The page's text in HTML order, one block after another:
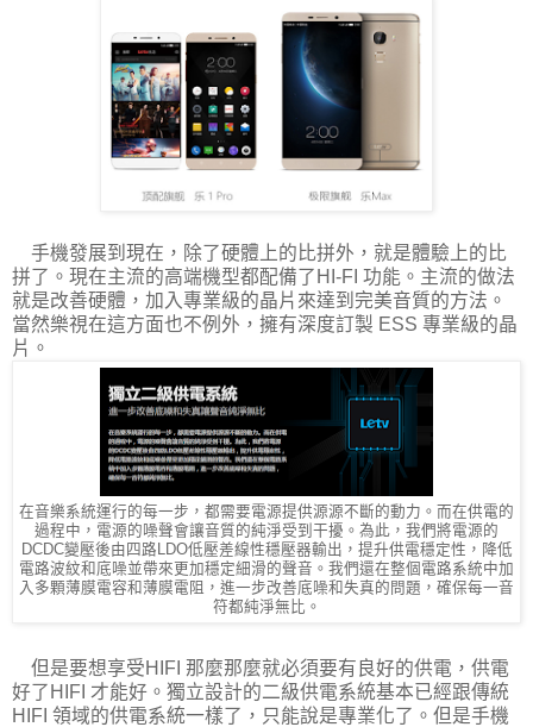
手機發展到現在，除了硬體上的比拼外，就是體驗上的比
拼了。現在主流的高端機型都配備了HI-FI 功能。主流的做法
就是改善硬體，加入專業級的晶片來達到完美音質的方法。
當然樂視在這方面也不例外，擁有深度訂製 ESS 專業級的晶
片。
在音樂系統運行的每一步，都需要電源提供源源不斷的動力。而在供電的
過程中，電源的噪聲會讓音質的純淨受到干擾。為此，我們將電源的
DCDC變壓後由四路LDO低壓差線性穩壓器輸出，提升供電穩定性，降低
電路波紋和底噪並帶來更加穩定細滑的聲音。我們還在整個電路系統中加
入多顆薄膜電容和薄膜電阻，進一步改善底噪和失真的問題，確保每一音
符都純淨無比。
但是要想享受HIFI 那麼那麼就必須要有良好的供電，供電
好了HIFI 才能好。獨立設計的二級供電系統基本已經跟傳統
HIFI 領域的供電系統一樣了，只能說是專業化了。但是手機